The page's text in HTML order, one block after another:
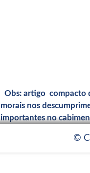
Obs: artigo compacto
morais nos
importantes no
©